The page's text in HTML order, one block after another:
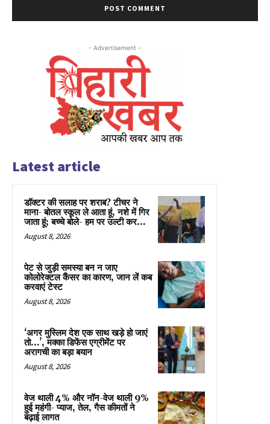
- Advertisement -
Latest article
डॉक्टर की सलाह पर शराब? टीचर ने
माना- बोतल स्कूल ले आता हूं, नशे में गिर
जाता हूं; बच्चे बोले- हम पर उल्टी कर...
August 8, 2026
पेट से जुड़ी समस्या बन न जाए
कोलोरेक्टल कैंसर का कारण, जान लें कब
करवाएं टेस्ट
August 8, 2026
‘अगर मुस्लिम देश एक साथ खड़े हो जाएं
तो…’, मक्का डिफेंस एग्रीमेंट पर
अरागची का बड़ा बयान
August 8, 2026
वेज थाली 4% और नॉन-वेज थाली 9%
हुई महंगी- प्याज, तेल, गैस कीमतों ने
बढ़ाई लागत